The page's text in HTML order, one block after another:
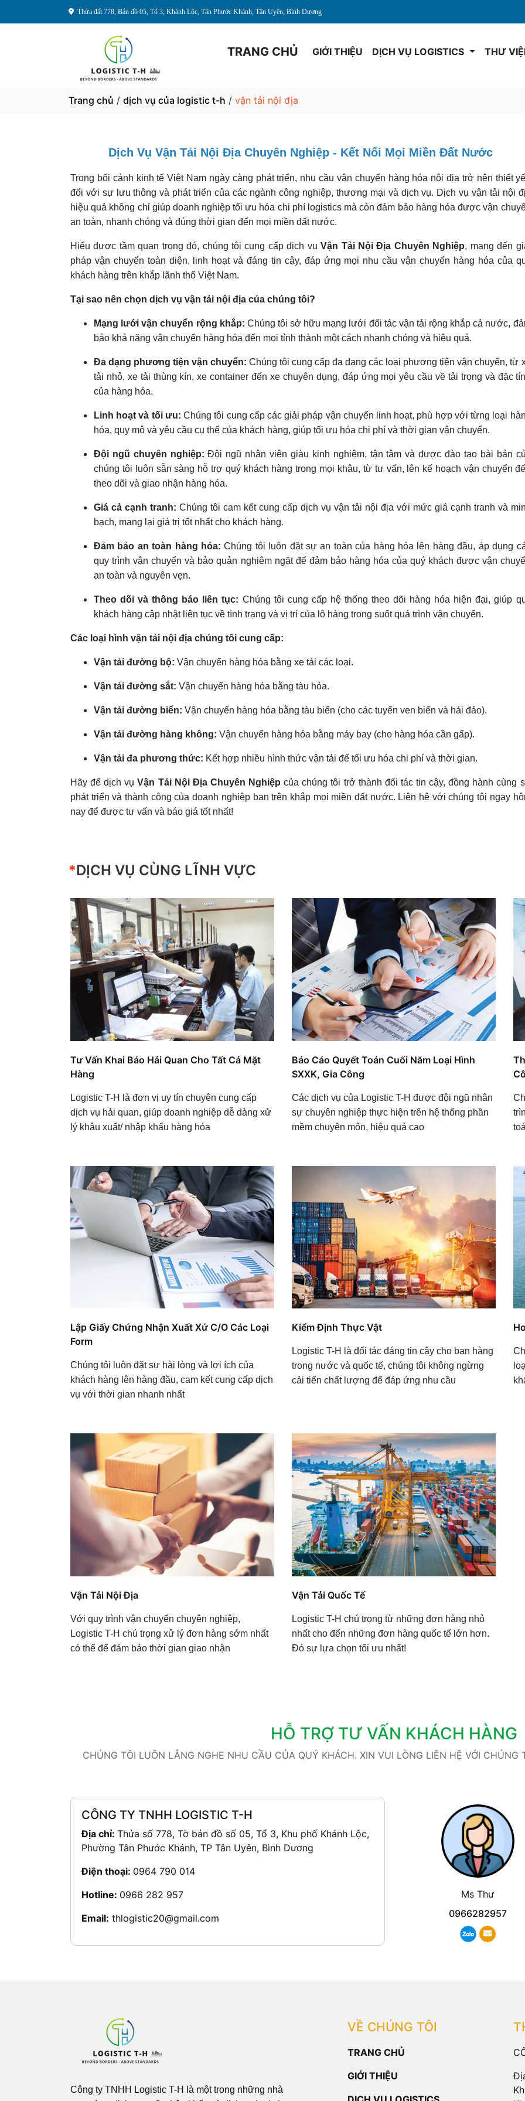
Thửa đất 778, Bản đồ 05, Tổ 3, Khánh Lộc, Tân Phước Khánh, Tân Uyên, Bình Dương
TRANG CHỦ GIỚI THIỆU DỊCH VỤ LOGISTICS THƯ
Trang chủ / dịch vụ của logistic t-h / vận tải nội địa
Dịch Vụ Vận Tải Nội Địa Chuyên Nghiệp - Kết Nối Mọi Miền Đất Nước
Trong bối cảnh kinh tế Việt Nam ngày càng phát triển, nhu cầu vận chuyển hàng hóa nội địa trở nên thiết
đối với sự lưu thông và phát triển của các ngành công nghiệp, thương mại và dịch vụ. Dịch vụ vận tải nội
hiệu quả không chỉ giúp doanh nghiệp tối ưu hóa chi phí logistics mà còn đảm bảo hàng hóa được vận
an toàn, nhanh chóng và đúng thời gian đến mọi miền đất nước.
Hiểu được tầm quan trọng đó, chúng tôi cung cấp dịch vụVận Tải Nội Địa Chuyên Nghiệp, mang đến
pháp vận chuyển toàn diện, linh hoạt và đáng tin cậy, đáp ứng mọi nhu cầu vận chuyển hàng hóa của
khách hàng trên khắp lãnh thổ Việt Nam.
Tại sao nên chọn dịch vụ vận tải nội địa của chúng tôi?
Mạng lưới vận chuyển rộng khắp: Chúng tôi sở hữu mạng lưới đối tác vận tải rộng khắp cả nước,
bảo khả năng vận chuyển hàng hóa đến mọi tỉnh thành một cách nhanh chóng và hiệu quả.
Đa dạng phương tiện vận chuyển: Chúng tôi cung cấp đa dạng các loại phương tiện vận chuyển, từ
tải nhỏ, xe tải thùng kín, xe container đến xe chuyên dụng, đáp ứng mọi yêu cầu về tải trọng và đặc
của hàng hóa.
Linh hoạt và tối ưu: Chúng tôi cung cấp các giải pháp vận chuyển linh hoạt, phù hợp với từng loại
hóa, quy mô và yêu cầu cụ thể của khách hàng, giúp tối ưu hóa chi phí và thời gian vận chuyển.
Đội ngũ chuyên nghiệp: Đội ngũ nhân viên giàu kinh nghiệm, tận tâm và được đào tạo bài bản
chúng tôi luôn sẵn sàng hỗ trợ quý khách hàng trong mọi khâu, từ tư vấn, lên kế hoạch vận chuyển
theo dõi và giao nhận hàng hóa.
Giá cả cạnh tranh: Chúng tôi cam kết cung cấp dịch vụ vận tải nội địa với mức giá cạnh tranh và
bạch, mang lại giá trị tốt nhất cho khách hàng.
Đảm bảo an toàn hàng hóa: Chúng tôi luôn đặt sự an toàn của hàng hóa lên hàng đầu, áp dụng
quy trình vận chuyển và bảo quản nghiêm ngặt để đảm bảo hàng hóa của quý khách được vận
an toàn và nguyên vẹn.
Theo dõi và thông báo liên tục: Chúng tôi cung cấp hệ thống theo dõi hàng hóa hiện đại, giúp
khách hàng cập nhật liên tục về tình trạng và vị trí của lô hàng trong suốt quá trình vận chuyển.
Các loại hình vận tải nội địa chúng tôi cung cấp:
Vận tải đường bộ: Vận chuyển hàng hóa bằng xe tải các loại.
Vận tải đường sắt: Vận chuyển hàng hóa bằng tàu hỏa.
Vận tải đường biển: Vận chuyển hàng hóa bằng tàu biển (cho các tuyến ven biển và hải đảo).
Vận tải đường hàng không: Vận chuyển hàng hóa bằng máy bay (cho hàng hóa cần gấp).
Vận tải đa phương thức: Kết hợp nhiều hình thức vận tải để tối ưu hóa chi phí và thời gian.
Hãy để dịch vụVận Tải Nội Địa Chuyên Nghiệp của chúng tôi trở thành đối tác tin cậy, đồng hành cùng
phát triển và thành công của doanh nghiệp bạn trên khắp mọi miền đất nước. Liên hệ với chúng tôi ngay
nay để được tư vấn và báo giá tốt nhất!
*DỊCH VỤ CÙNG LĨNH VỰC
Tư Vấn Khai Báo Hải Quan Cho Tất Cả Mặt
Hàng
Logistic T-H là đơn vị uy tín chuyên cung cấp
dịch vụ hải quan, giúp doanh nghiệp dễ dàng xử
lý khâu xuất/ nhập khẩu hàng hóa
Báo Cáo Quyết Toán Cuối Năm Loại Hình
SXXK, Gia Công
Các dịch vụ của Logistic T-H được đội ngũ nhân
sự chuyên nghiệp thực hiện trên hệ thống phần
mềm chuyên môn, hiệu quả cao
Lập Giấy Chứng Nhận Xuất Xứ C/O Các Loại
Form
Chúng tôi luôn đặt sự hài lòng và lợi ích của
khách hàng lên hàng đầu, cam kết cung cấp dịch
vụ với thời gian nhanh nhất
Kiểm Định Thực Vật
Logistic T-H là đối tác đáng tin cậy cho bạn hàng
trong nước và quốc tế, chúng tôi không ngừng
cải tiến chất lượng để đáp ứng nhu cầu
Vận Tải Nội Địa
Với quy trình vận chuyển chuyên nghiệp,
Logistic T-H chú trọng xử lý đơn hàng sớm nhất
có thể để đảm bảo thời gian giao nhận
Vận Tải Quốc Tế
Logistic T-H chú trọng từ những đơn hàng nhỏ
nhất cho đến những đơn hàng quốc tế lớn hơn.
Đó sự lựa chọn tối ưu nhất!
HỖ TRỢ TƯ VẤN KHÁCH HÀNG
CHÚNG TÔI LUÔN LẮNG NGHE NHU CẦU CỦA QUÝ KHÁCH. XIN VUI LÒNG LIÊN HỆ VỚI
CÔNG TY TNHH LOGISTIC T-H
Địa chỉ: Thửa số 778, Tờ bản đồ số 05, Tổ 3, Khu phố Khánh Lộc,
Phường Tân Phước Khánh, TP Tân Uyên, Bình Dương
Điện thoại: 0964 790 014
Hotline: 0966 282 957
Email: thlogistic20@gmail.com
Ms Thư
0966282957
Công ty TNHH Logistic T-H là một trong những nhà
VỀ CHÚNG TÔI
TRANG CHỦ
GIỚI THIỆU